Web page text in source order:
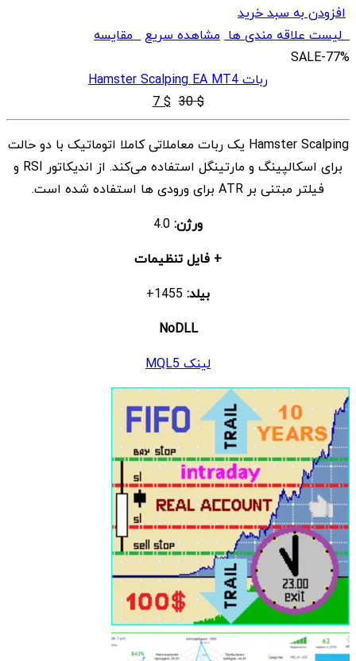
افزودن به سبد خرید
لیست علاقه مندی ها مشاهده سریعمقایسه
SALE-77%
ربات Hamster Scalping EA MT4
$
30
قیمت
اصلی
$ 30
بود.
$
7 قیمت
فعلی
$ 7
است.
Hamster Scalping یک ربات معاملاتی کاملا اتوماتیک با دو حالت
برای اسکالپینگ و مارتینگل استفاده می‌کند. از اندیکاتور RSI و
فیلتر مبتنی بر ATR برای ورودی ها استفاده شده است.
ورژن:
+ فایل تنظیمات
بیلد:
NoDLL
لینک MQL5